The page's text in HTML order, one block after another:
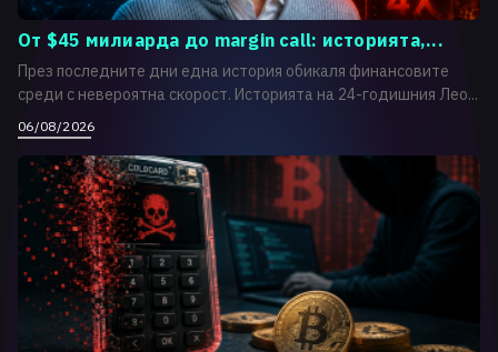
От $45 милиарда до margin call: историята,...
През последните дни една история обикаля финансовите
среди с невероятна скорост. Историята на 24-годишния Лео...
06/08/2026